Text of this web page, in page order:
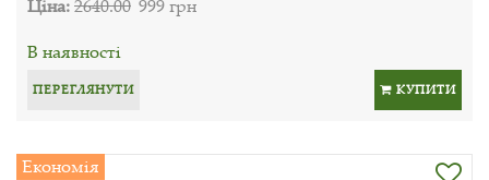
Ціна:2640.00 999 грн
В наявності
ПЕРЕГЛЯНУТИ КУПИТИ
Економія